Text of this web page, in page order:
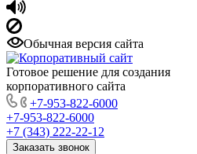
Обычная версия сайта
Готовое решение для создания
корпоративного сайта
+7-953-822-6000
+7-953-822-6000
+7 (343) 222-22-12
Заказать звонок